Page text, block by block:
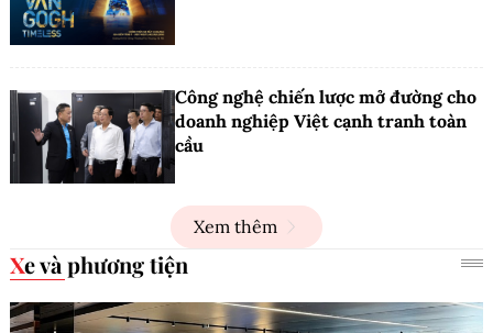
Công nghệ chiến lược mở đường cho
doanh nghiệp Việt cạnh tranh toàn
cầu
Xem thêm
Xe và phương tiện